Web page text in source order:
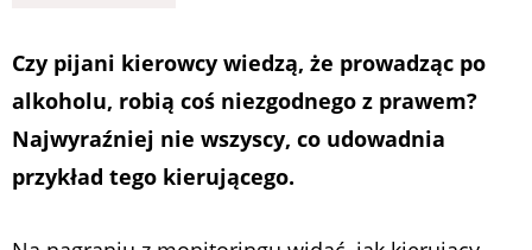
Czy pijani kierowcy wiedzą, że prowadząc po
alkoholu, robią coś niezgodnego z prawem?
Najwyraźniej nie wszyscy, co udowadnia
przykład tego kierującego.